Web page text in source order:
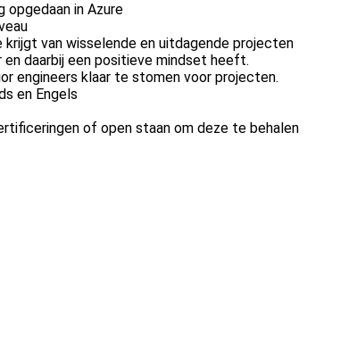
opgedaan in Azure
krijgt van wisselende en uitdagende projecten
en daarbij een positieve mindset heeft.
engineers klaar te stomen voor projecten.
en Engels
of open staan om deze te behalen